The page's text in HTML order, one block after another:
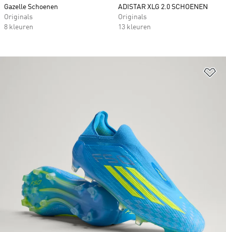
Gazelle Schoenen
Originals
8 kleuren
ADISTAR XLG 2.0 SCHOENEN
Originals
13 kleuren